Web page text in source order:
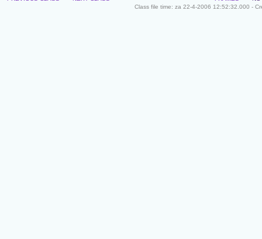
Class file time: za 22-4-2006 12:52:32.000 -